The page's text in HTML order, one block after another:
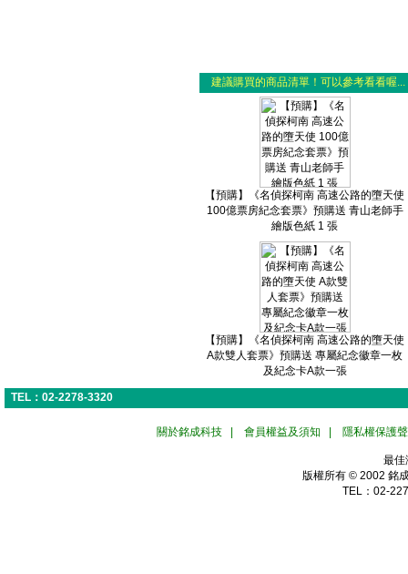
建議購買的商品清單！可以參考看看喔...
【預購】《名偵探柯南 高速公路的墮天使
100億票房紀念套票》預購送 青山老師手
繪版色紙 1 張
【預購】《名偵探柯南 高速公路的墮天使
A款雙人套票》預購送 專屬紀念徽章一枚
及紀念卡A款一張
TEL：02-2278-3320
關於銘成科技 會員權益及須知 隱私權保護
最佳
版權所有 © 2002銘
TEL：02-